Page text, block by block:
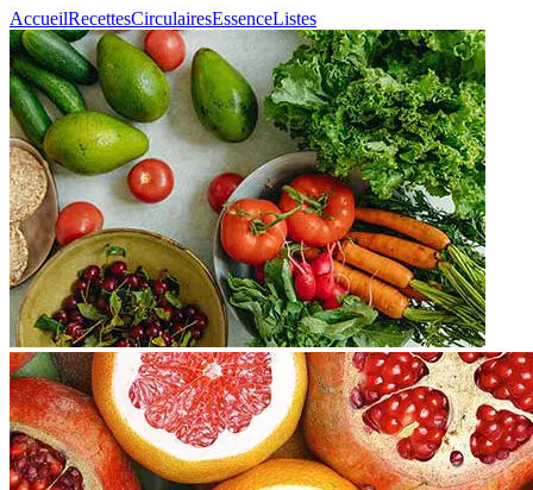
AccueilRecettesCirculairesEssenceListes